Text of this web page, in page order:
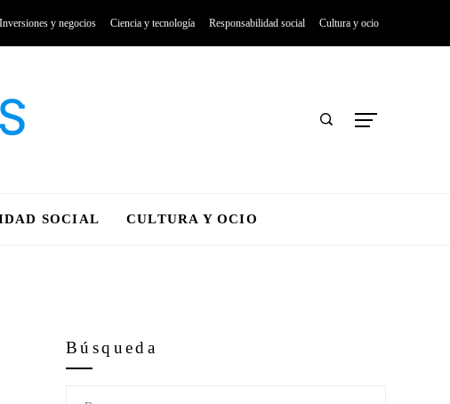
Inversiones y negocios Ciencia y tecnología Responsabilidad social Cultura y ocio
SOCIAL CULTURA Y OCIO
Búsqueda